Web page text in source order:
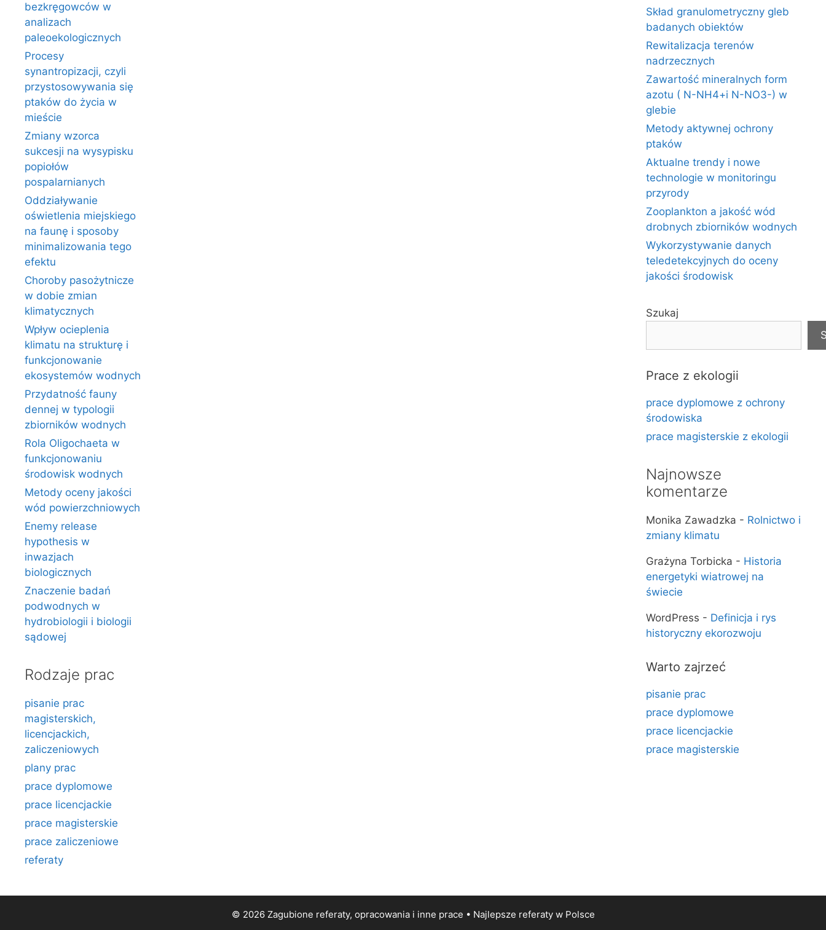
bezkręgowców w
analizach
paleoekologicznych
Procesy
synantropizacji, czyli
przystosowywania się
ptaków do życia w
mieście
Zmiany wzorca
sukcesji na wysypisku
popiołów
pospalarnianych
Oddziaływanie
oświetlenia miejskiego
na faunę i sposoby
minimalizowania tego
efektu
Choroby pasożytnicze
w dobie zmian
klimatycznych
Wpływ ocieplenia
klimatu na strukturę i
funkcjonowanie
ekosystemów wodnych
Przydatność fauny
dennej w typologii
zbiorników wodnych
Rola Oligochaeta w
funkcjonowaniu
środowisk wodnych
Metody oceny jakości
wód powierzchniowych
Enemy release
hypothesis w
inwazjach
biologicznych
Znaczenie badań
podwodnych w
hydrobiologii i biologii
sądowej
Rodzaje prac
pisanie prac
magisterskich,
licencjackich,
zaliczeniowych
plany prac
prace dyplomowe
prace licencjackie
prace magisterskie
prace zaliczeniowe
referaty
Skład granulometryczny gleb
badanych obiektów
Rewitalizacja terenów
nadrzecznych
Zawartość mineralnych form
azotu ( N-NH4+i N-NO3-) w
glebie
Metody aktywnej ochrony
ptaków
Aktualne trendy i nowe
technologie w monitoringu
przyrody
Zooplankton a jakość wód
drobnych zbiorników wodnych
Wykorzystywanie danych
teledetekcyjnych do oceny
jakości środowisk
Szukaj
Prace z ekologii
prace dyplomowe z ochrony
środowiska
prace magisterskie z ekologii
Najnowsze
komentarze
Monika Zawadzka - Rolnictwo i
zmiany klimatu
Grażyna Torbicka - Historia
energetyki wiatrowej na
świecie
WordPress - Definicja i rys
historyczny ekorozwoju
Warto zajrzeć
pisanie prac
prace dyplomowe
prace licencjackie
prace magisterskie
© 2026 Zagubione referaty, opracowania i inne prace • Najlepsze referatyw Polsce